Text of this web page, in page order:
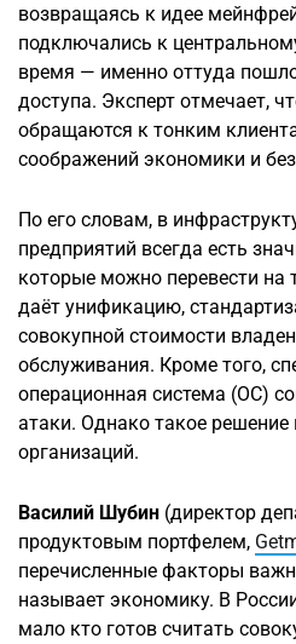
возвращаясь к идее
подключались к
время — именно оттуда
доступа. Эксперт отмечает,
обращаются к тонким
соображений экономики и
По его словам, в
предприятий всегда есть
которые можно перевести на
даёт унификацию,
совокупной стоимости
обслуживания. Кроме того,
операционная система (ОС)
атаки. Однако такое решение
организаций.
Василий Шубин (директор
продуктовым портфелем,
перечисленные факторы
называет экономику. В
мало кто готов считать